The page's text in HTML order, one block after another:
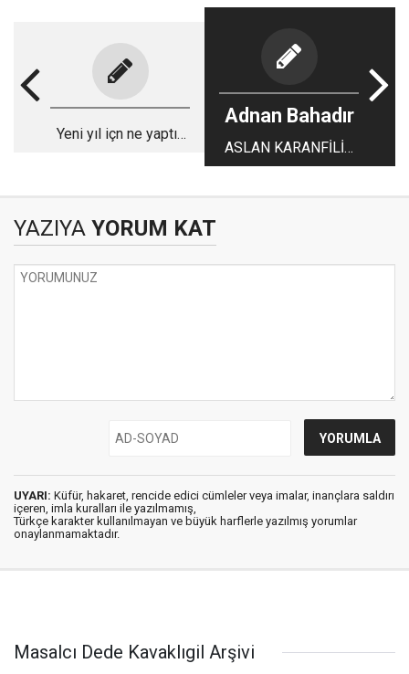
Yeni yıl içn ne yaptık
Adnan Bahadır
ASLAN KARANFİLİN
ŞEHZADESİ
YAZIYA YORUM KAT
UYARI: Küfür, hakaret, rencide edici cümleler veya imalar, inançlara saldırı
içeren, imla kuralları ile yazılmamış,
Türkçe karakter kullanılmayan ve büyük harflerle yazılmış yorumlar
onaylanmamaktadır.
Masalcı Dede Kavaklıgil Arşivi